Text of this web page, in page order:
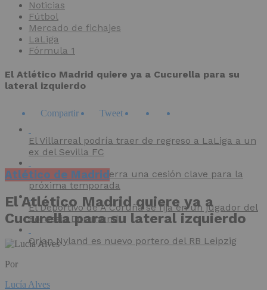
Noticias
Fútbol
Mercado de fichajes
LaLiga
Fórmula 1
El Atlético Madrid quiere ya a Cucurella para su
lateral izquierdo
Compartir Tweet
El Villarreal podría traer de regreso a LaLiga a un
ex del Sevilla FC
El CD Mirandés cierra una cesión clave para la
próxima temporada
El Deportivo de A Coruña se fija en un jugador del
Borussia Dortmund
Orjan Nyland es nuevo portero del RB Leipzig
Atlético de Madrid
El Atlético Madrid quiere ya a
Cucurella para su lateral izquierdo
Por
Lucía Alves